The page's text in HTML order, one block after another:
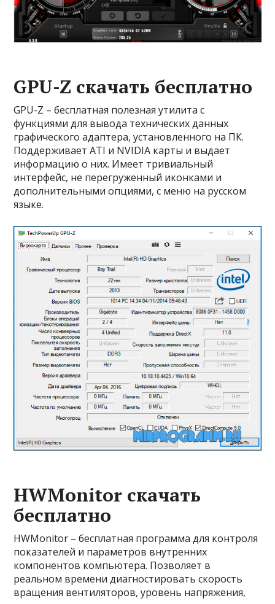
GPU-Z скачать бесплатно
GPU-Z – бесплатная полезная утилита с
функциями для вывода технических данных
графического адаптера, установленного на ПК.
Поддерживает ATI и NVIDIA карты и выдает
информацию о них. Имеет тривиальный
интерфейс, не перегруженный иконками и
дополнительными опциями, с меню на русском
языке.
HWMonitor скачать
бесплатно
HWMonitor – бесплатная программа для контроля
показателей и параметров внутренних
компонентов компьютера. Позволяет в
реальном времени диагностировать скорость
вращения вентиляторов, уровень напряжения,